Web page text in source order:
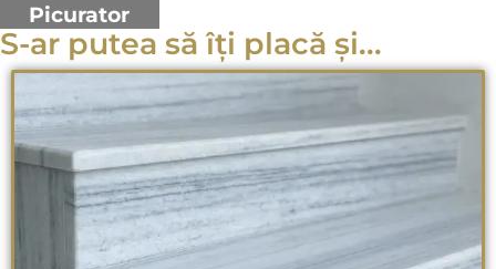
Picurator
S-ar putea să îți placă și...